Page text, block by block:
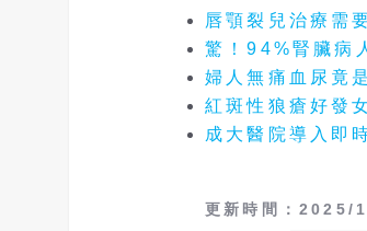
唇顎裂兒治療需
驚！94%腎臟病
婦人無痛血尿竟
紅斑性狼瘡好發
成大醫院導入即
更新時間：